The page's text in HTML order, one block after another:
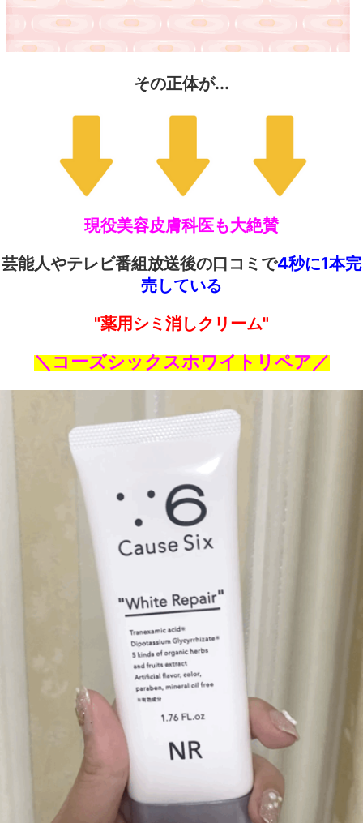
その正体が...
現役美容皮膚科医も大絶賛
芸能人やテレビ番組放送後の口コミで4秒に1本完
売している
"薬用シミ消しクリーム"
＼コーズシックスホワイトリペア／